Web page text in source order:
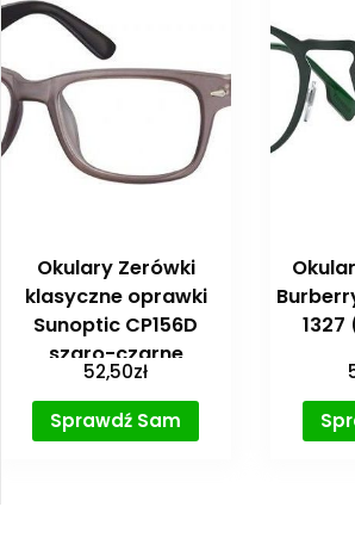
Okulary Zerówki
klasyczne oprawki
Sunoptic CP156D
szaro-czarne
52,50zł
Sprawdź Sam